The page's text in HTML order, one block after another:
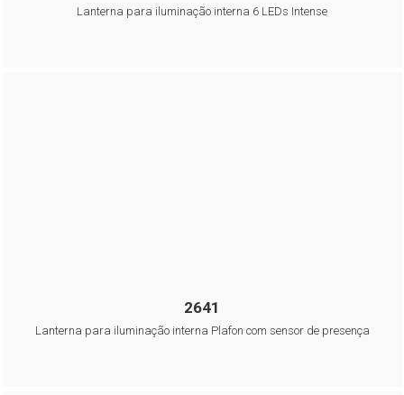
Lanterna para iluminação interna 6 LEDs Intense
2641
Lanterna para iluminação interna Plafon com sensor de presença